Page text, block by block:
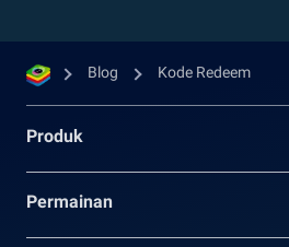
Blog Kode Redeem
Produk
Permainan